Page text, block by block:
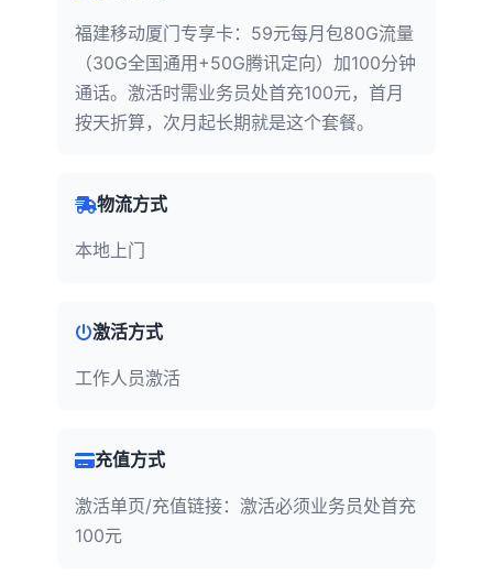
福建移动厦门专享卡：59元每月包80G流量
（30G全国通用+50G腾讯定向）加100分钟
通话。激活时需业务员处首充100元，首月
按天折算，次月起长期就是这个套餐。
物流方式
本地上门
激活方式
工作人员激活
充值方式
激活单页/充值链接：激活必须业务员处首充
100元